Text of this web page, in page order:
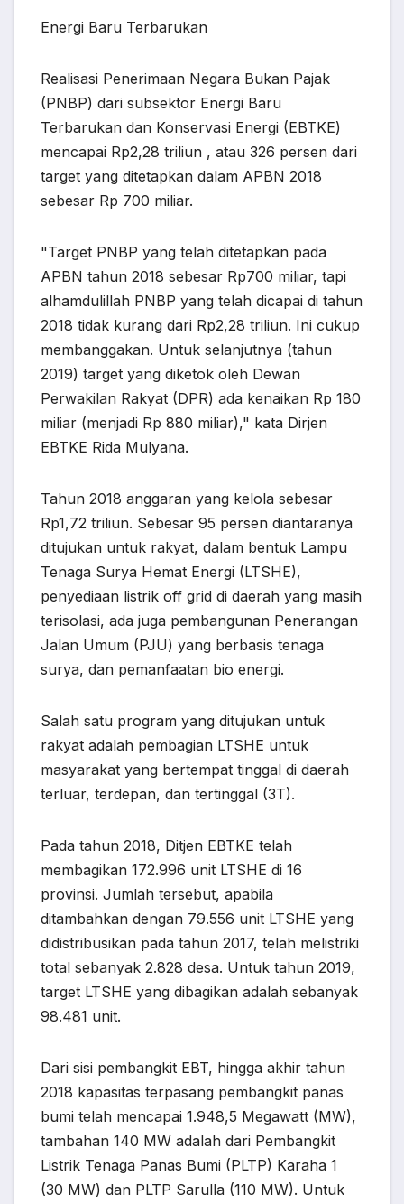
Energi Baru Terbarukan
Realisasi Penerimaan Negara Bukan Pajak
(PNBP) dari subsektor Energi Baru
Terbarukan dan Konservasi Energi (EBTKE)
mencapai Rp2,28 triliun , atau 326 persen dari
target yang ditetapkan dalam APBN 2018
sebesar Rp 700 miliar.
"Target PNBP yang telah ditetapkan pada
APBN tahun 2018 sebesar Rp700 miliar, tapi
alhamdulillah PNBP yang telah dicapai di tahun
2018 tidak kurang dari Rp2,28 triliun. Ini cukup
membanggakan. Untuk selanjutnya (tahun
2019) target yang diketok oleh Dewan
Perwakilan Rakyat (DPR) ada kenaikan Rp 180
miliar (menjadi Rp 880 miliar)," kata Dirjen
EBTKE Rida Mulyana.
Tahun 2018 anggaran yang kelola sebesar
Rp1,72 triliun. Sebesar 95 persen diantaranya
ditujukan untuk rakyat, dalam bentuk Lampu
Tenaga Surya Hemat Energi (LTSHE),
penyediaan listrik off grid di daerah yang masih
terisolasi, ada juga pembangunan Penerangan
Jalan Umum (PJU) yang berbasis tenaga
surya, dan pemanfaatan bio energi.
Salah satu program yang ditujukan untuk
rakyat adalah pembagian LTSHE untuk
masyarakat yang bertempat tinggal di daerah
terluar, terdepan, dan tertinggal (3T).
Pada tahun 2018, Ditjen EBTKE telah
membagikan 172.996 unit LTSHE di 16
provinsi. Jumlah tersebut, apabila
ditambahkan dengan 79.556 unit LTSHE yang
didistribusikan pada tahun 2017, telah melistriki
total sebanyak 2.828 desa. Untuk tahun 2019,
target LTSHE yang dibagikan adalah sebanyak
98.481 unit.
Dari sisi pembangkit EBT, hingga akhir tahun
2018 kapasitas terpasang pembangkit panas
bumi telah mencapai 1.948,5 Megawatt (MW),
tambahan 140 MW adalah dari Pembangkit
Listrik Tenaga Panas Bumi (PLTP) Karaha 1
(30 MW) dan PLTP Sarulla (110 MW). Untuk